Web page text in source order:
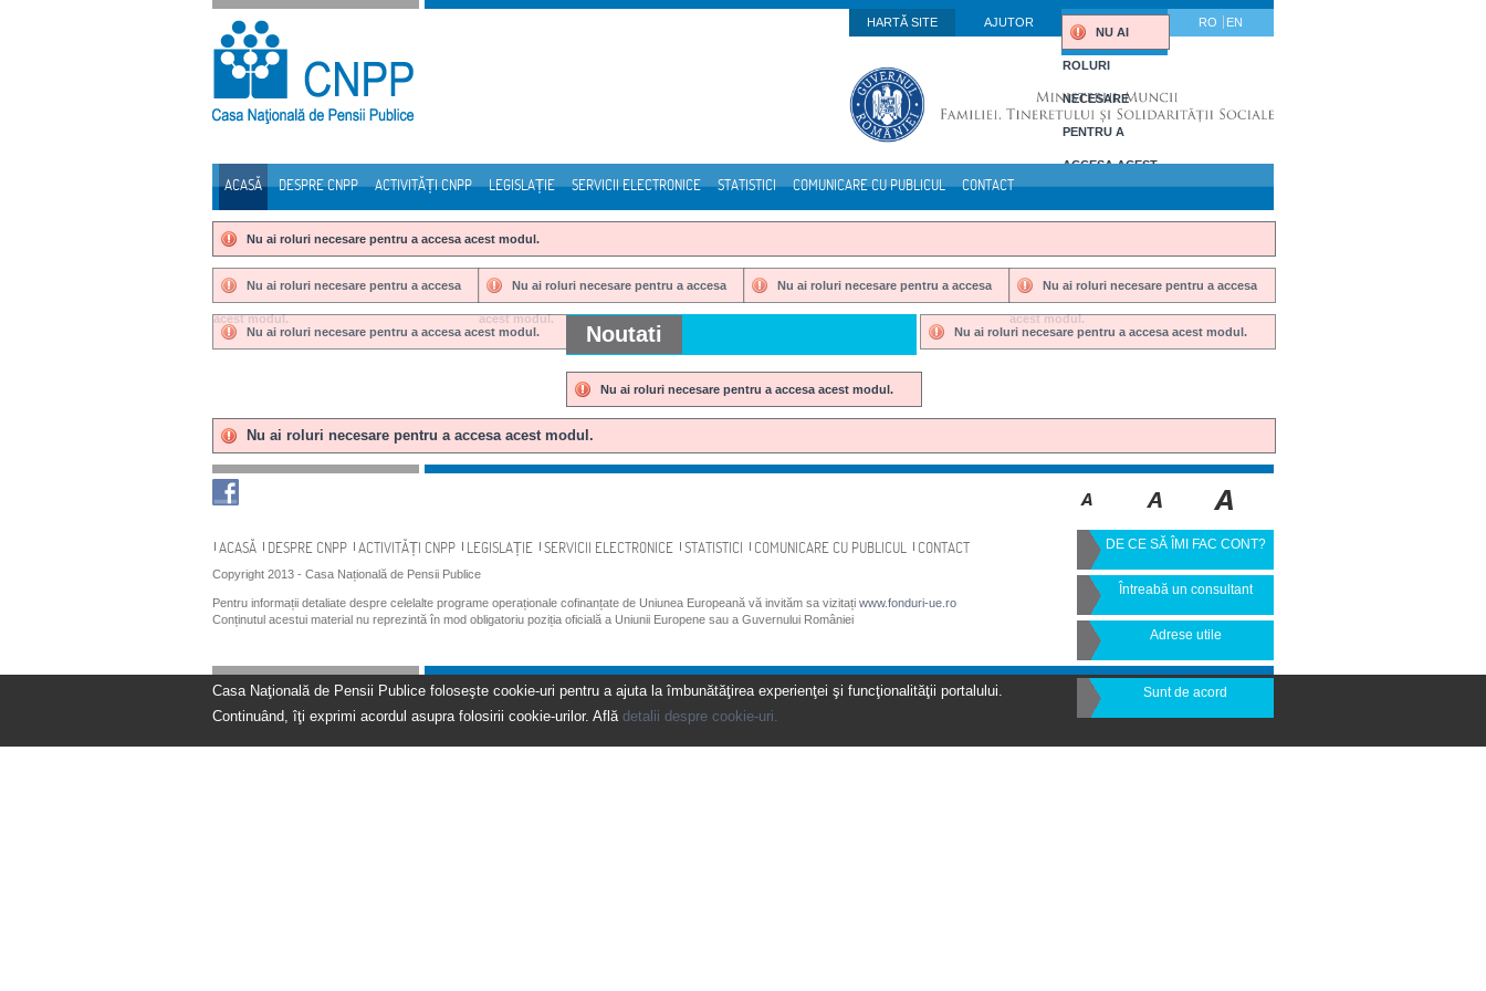
Sari la continut
HARTĂ SITE
AJUTOR
NU AI
ROLURI
NECESARE
PENTRU A
ACCESA ACEST
RO EN
ACASĂ DESPRE CNPP ACTIVITĂȚI CNPP LEGISLAȚIE SERVICII ELECTRONICE STATISTICI COMUNICARE CU PUBLICUL CONTACT
Nu ai roluri necesare pentru a accesa acest modul.
Nu ai roluri necesare pentru a accesa
acest modul.
Nu ai roluri necesare pentru a accesa
acest modul.
Nu ai roluri necesare pentru a accesa
acest modul.
Nu ai roluri necesare pentru a accesa
acest modul.
Nu ai roluri necesare pentru a accesa acest modul.
Noutati
Nu ai roluri necesare pentru a accesa acest modul.
Nu ai roluri necesare pentru a accesa acest modul.
Nu ai roluri necesare pentru a accesa acest modul.
Navigare
ACASĂ DESPRE CNPP ACTIVITĂȚI CNPP LEGISLAȚIE SERVICII ELECTRONICE STATISTICI COMUNICARE CU PUBLICUL CONTACT
Copyright 2013 - Casa Națională de Pensii Publice
Pentru informații detaliate despre celelalte programe operaționale cofinanțate de Uniunea Europeană vă invităm sa vizitați www.fonduri-ue.ro
Conținutul acestui material nu reprezintă în mod obligatoriu poziția oficială a Uniunii Europene sau a Guvernului României
DE CE SĂ ÎMI FAC CONT?
Întreabă un consultant
Adrese utile
Casa Naţională de Pensii Publice foloseşte cookie-uri pentru a ajuta la îmbunătăţirea experienţei şi funcţionalităţii portalului.
Continuând, îţi exprimi acordul asupra folosirii cookie-urilor. Află detalii despre cookie-uri.
Sunt de acord